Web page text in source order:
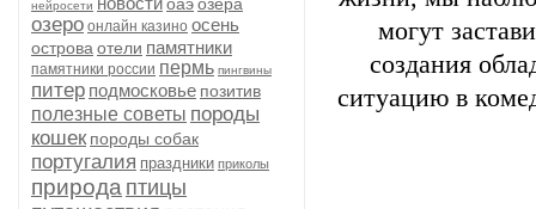
нейросети
озеро онлайн казино осень
острова отели памятники
памятники россии пермь пингвины
питер подмосковье позитив
полезные советы породы
кошек породы собак
португалия праздники приколы
природа птицы
могут
создания
ситуацию в